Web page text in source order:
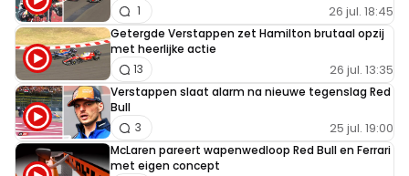
26 jul. 18:45
1
Getergde Verstappen zet Hamilton brutaal opzij
met heerlijke actie
26 jul. 13:35
13
Verstappen slaat alarm na nieuwe tegenslag Red
Bull
25 jul. 19:00
3
McLaren pareert wapenwedloop Red Bull en Ferrari
met eigen concept